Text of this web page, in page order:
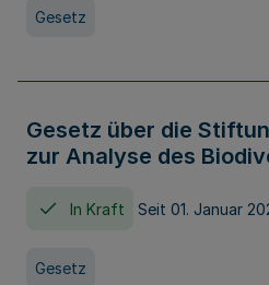
Gesetz
Gesetz über die
zur Analyse des
In Kraft Seit 01. Januar
Gesetz